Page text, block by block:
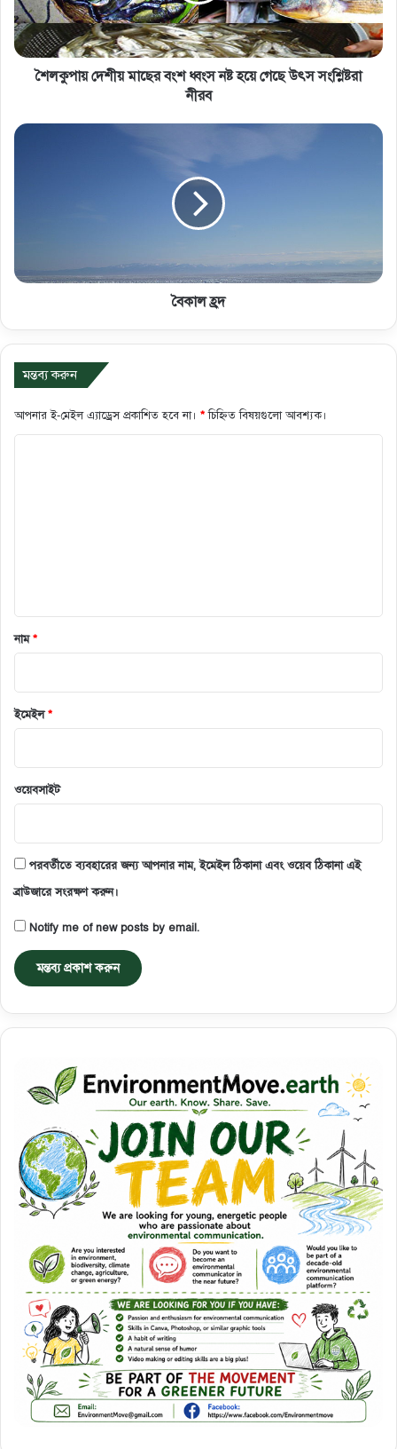
শৈলকুপায় দেশীয় মাছের বংশ ধ্বংস নষ্ট হয়ে গেছে উৎস সংশ্লিষ্টরা
নীরব
বৈকাল হ্রদ
মন্তব্য করুন
আপনার ই-মেইল এ্যাড্রেস প্রকাশিত হবে না। *চিহ্নিত বিষয়গুলো আবশ্যক।
নাম*
ইমেইল*
ওয়েবসাইট
পরবর্তীতে ব্যবহারের জন্য আপনার নাম, ইমেইল ঠিকানা এবং ওয়েব ঠিকানা এই
ব্রাউজারে সংরক্ষণ করুন।
Notify me of new posts by email.